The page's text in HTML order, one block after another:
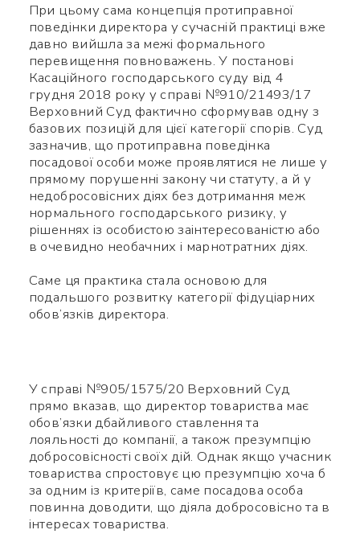
При цьому сама концепція протиправної
поведінки директора у сучасній практиці вже
давно вийшла за межі формального
перевищення повноважень. У постанові
Касаційного господарського суду від 4
грудня 2018 року у справі №910/21493/17
Верховний Суд фактично сформував одну з
базових позицій для цієї категорії спорів. Суд
зазначив, що протиправна поведінка
посадової особи може проявлятися не лише у
прямому порушенні закону чи статуту, а й у
недобросовісних діях без дотримання меж
нормального господарського ризику, у
рішеннях із особистою заінтересованістю або
в очевидно необачних і марнотратних діях.
Саме ця практика стала основою для
подальшого розвитку категорії фідуціарних
обов’язків директора.
У справі №905/1575/20 Верховний Суд
прямо вказав, що директор товариства має
обов’язки дбайливого ставлення та
лояльності до компанії, а також презумпцію
добросовісності своїх дій. Однак якщо учасник
товариства спростовує цю презумпцію хоча б
за одним із критеріїв, саме посадова особа
повинна доводити, що діяла добросовісно та в
інтересах товариства.